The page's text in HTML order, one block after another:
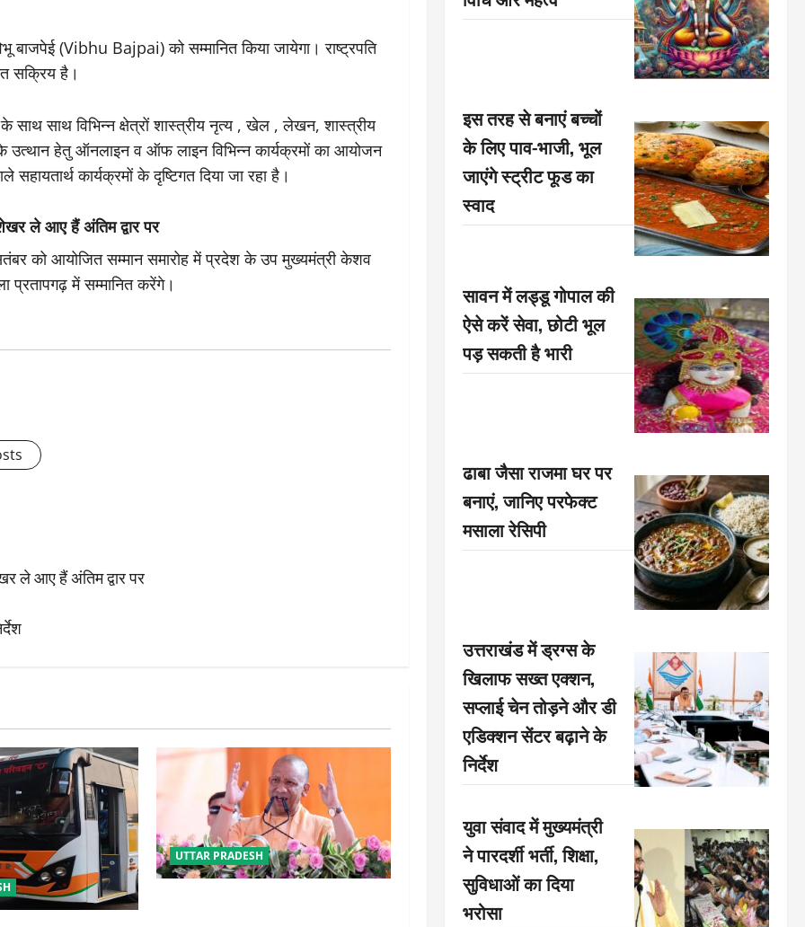
बाजपेई (Vibhu Bajpai) को सम्मानित किया जायेगा। राष्ट्रपति
सक्रिय है।
साथ विभिन्न क्षेत्रों शास्त्रीय नृत्य , खेल , लेखन, शास्त्रीय
उत्थान हेतु ऑनलाइन व ऑफ लाइन विभिन्न कार्यक्रमों का आयोजन
कार्यक्रमों के दृष्टिगत दिया जा रहा है।
ले आए हैं अंतिम द्वार पर
को आयोजित सम्मान समारोह में प्रदेश के उप मुख्यमंत्री केशव
प्रतापगढ़ में सम्मानित करेंगे।
ले आए हैं अंतिम द्वार पर
UTTAR PRADESH
इस तरह से बनाएं बच्चों
के लिए पाव-भाजी, भूल
जाएंगे स्ट्रीट फूड का
स्वाद
सावन में लड्डू गोपाल की
ऐसे करें सेवा, छोटी भूल
पड़ सकती है भारी
ढाबा जैसा राजमा घर पर
बनाएं, जानिए परफेक्ट
मसाला रेसिपी
उत्तराखंड में ड्रग्स के
खिलाफ सख्त एक्शन,
सप्लाई चेन तोड़ने और डी
एडिक्शन सेंटर बढ़ाने के
निर्देश
युवा संवाद में मुख्यमंत्री
ने पारदर्शी भर्ती, शिक्षा,
सुविधाओं का दिया
भरोसा